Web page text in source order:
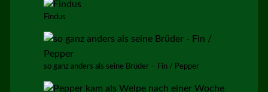
Findus
so ganz anders als seine Brüder – Fin / Pepper